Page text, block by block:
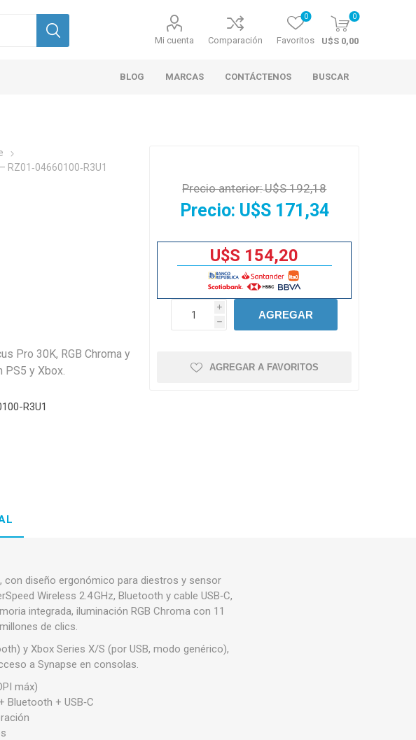
Mi cuenta Comparación Favoritos
0 0
U$S 0,00
BLOG MARCAS CONTÁCTENOS BUSCAR
RZ01‑04660100‑R3U1
Pro 30K, RGB Chroma y
PS5 y Xbox.
R3U1
Precio anterior:U$S 192,18
Precio: U$S 171,34
U$S 154,20
i
h
AGREGAR
AGREGAR A FAVORITOS
con diseño ergonómico para diestros y sensor
Wireless 2.4 GHz, Bluetooth y cable USB‑C,
integrada, iluminación RGB Chroma con 11
de clics.
y Xbox Series X/S (por USB, modo genérico),
a Synapse en consolas.
máx)
Bluetooth + USB‑C